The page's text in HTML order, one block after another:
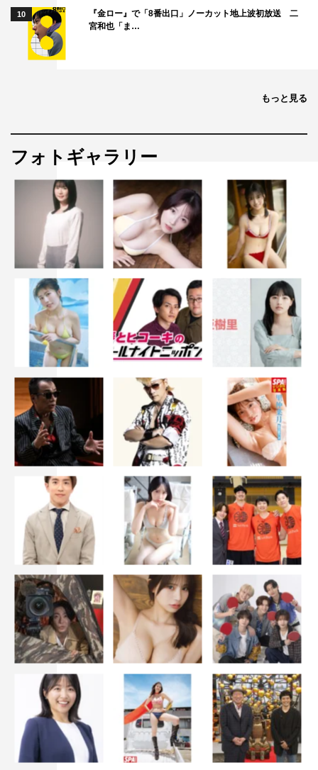
10
『金ロー』で「8番出口」ノーカット地上波初放送 二
宮和也「ま…
もっと見る
フォトギャラリー